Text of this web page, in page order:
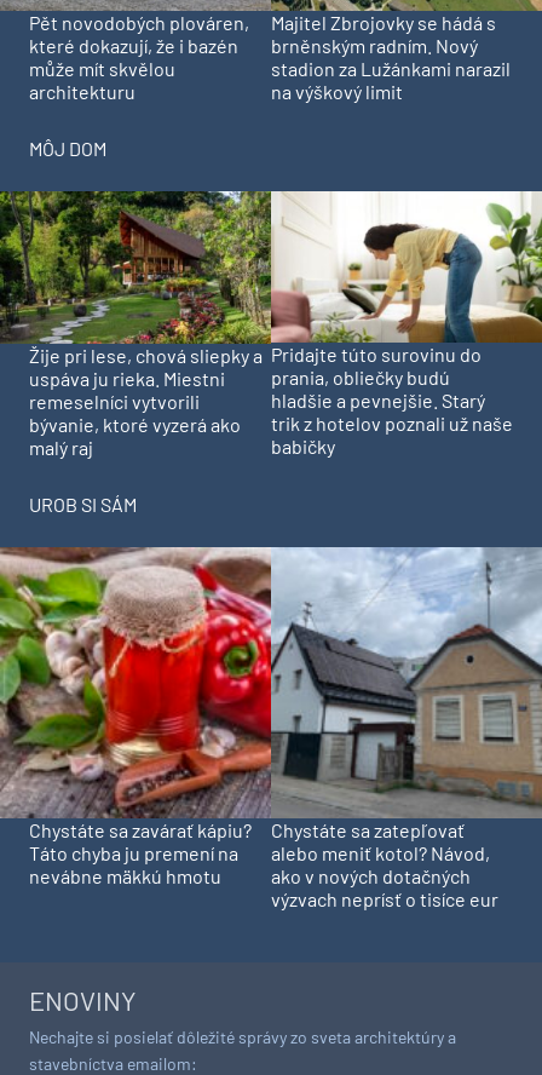
Pět novodobých plováren,
které dokazují, že i bazén
může mít skvělou
architekturu
Majitel Zbrojovky se hádá s
brněnským radním. Nový
stadion za Lužánkami narazil
na výškový limit
MÔJ DOM
Žije pri lese, chová sliepky a
uspáva ju rieka. Miestni
remeselníci vytvorili
bývanie, ktoré vyzerá ako
malý raj
Pridajte túto surovinu do
prania, obliečky budú
hladšie a pevnejšie. Starý
trik z hotelov poznali už naše
babičky
UROB SI SÁM
Chystáte sa zavárať kápiu?
Táto chyba ju premení na
nevábne mäkkú hmotu
Chystáte sa zatepľovať
alebo meniť kotol? Návod,
ako v nových dotačných
výzvach neprísť o tisíce eur
ENOVINY
Nechajte si posielať dôležité správy zo sveta architektúry a
stavebníctva emailom: